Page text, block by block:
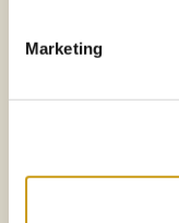
Marketing